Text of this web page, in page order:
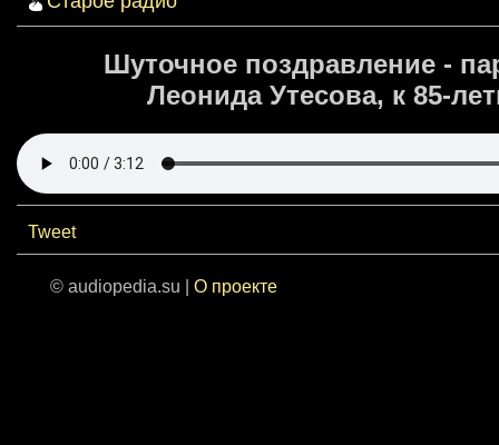
Шуточное поздравление -
Леонида Утесова, к 85-
Tweet
© audiopedia.su | О проекте